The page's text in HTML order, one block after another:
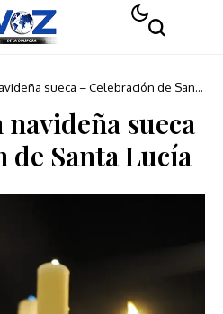
sueca – Celebración de Santa
sueca
de Santa Lucía